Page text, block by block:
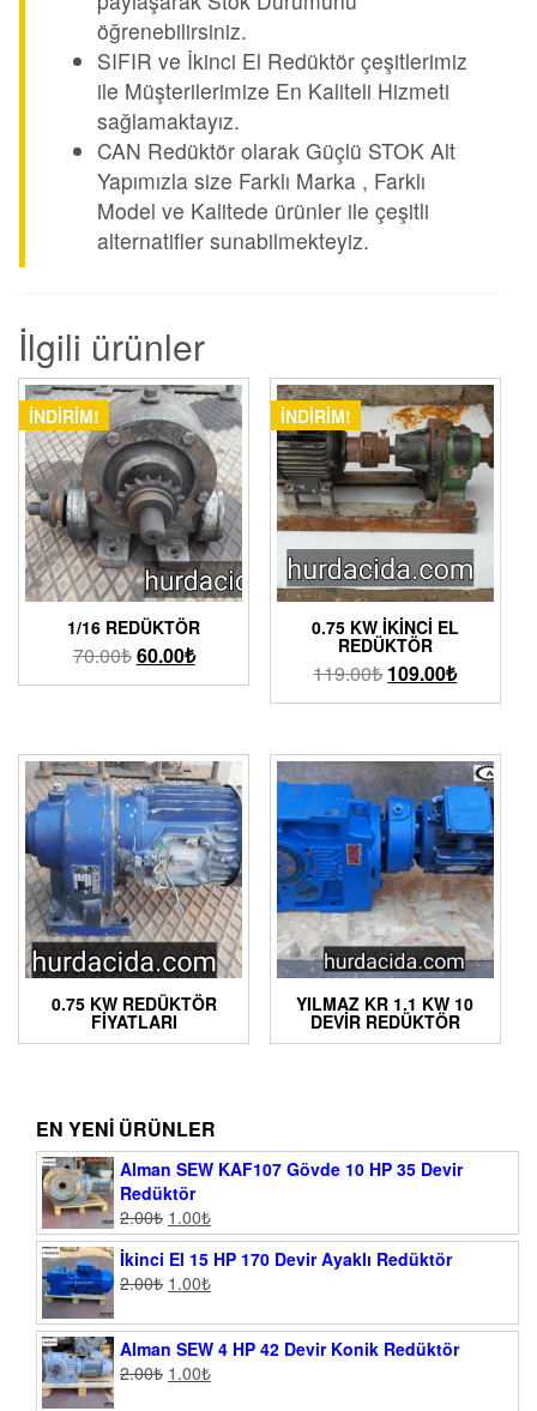
öğrenebilirsiniz.
SIFIR ve İkinci El Redüktör çeşitlerimiz
ile Müşterilerimize En Kaliteli Hizmeti
sağlamaktayız.
CAN Redüktör olarak Güçlü STOK Alt
Yapımızla size Farklı Marka , Farklı
Model ve Kalitede ürünler ile çeşitli
alternatifler sunabilmekteyiz.
İlgili ürünler
İNDIRIM!
1/16 REDÜKTÖR
70.00₺60.00₺
İNDIRIM!
0.75 KW İKINCI EL
REDÜKTÖR
119.00₺ 109.00₺
0.75 KW REDÜKTÖR
FIYATLARI
YILMAZ KR 1.1 KW 10
DEVIR REDÜKTÖR
EN YENI ÜRÜNLER
Alman SEW KAF107 Gövde 10 HP 35 Devir
Redüktör
2.00₺ 1.00₺
İkinci El 15 HP 170 Devir Ayaklı Redüktör
2.00₺ 1.00₺
Alman SEW 4 HP 42 Devir Konik Redüktör
2.00₺ 1.00₺